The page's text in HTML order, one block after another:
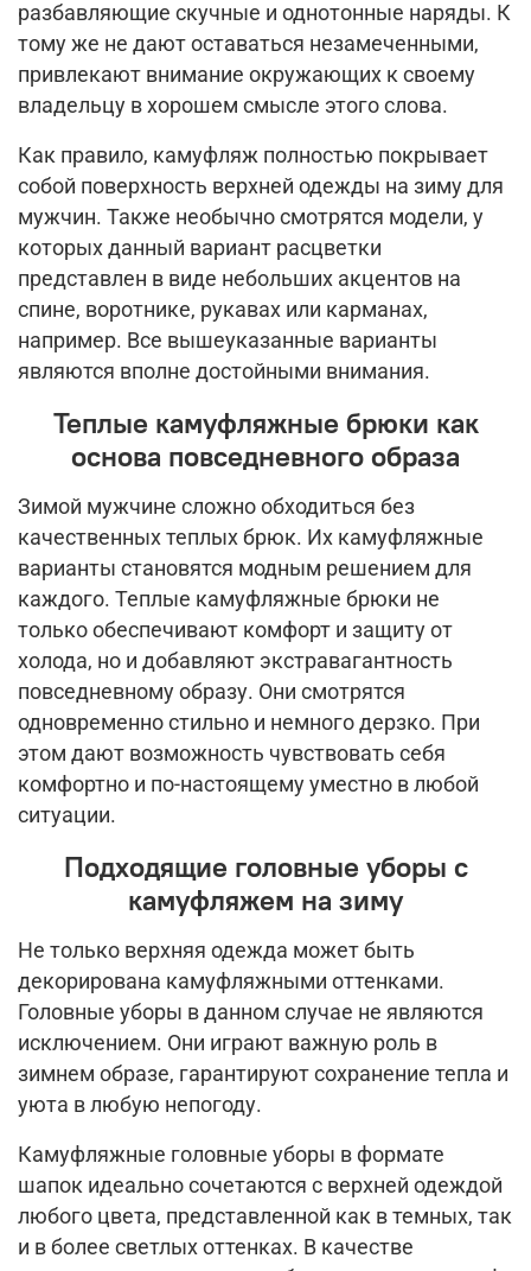
разбавляющие скучные и однотонные наряды. К
тому же не дают оставаться незамеченными,
привлекают внимание окружающих к своему
владельцу в хорошем смысле этого слова.
Как правило, камуфляж полностью покрывает
собой поверхность верхней одежды на зиму для
мужчин. Также необычно смотрятся модели, у
которых данный вариант расцветки
представлен в виде небольших акцентов на
спине, воротнике, рукавах или карманах,
например. Все вышеуказанные варианты
являются вполне достойными внимания.
Теплые камуфляжные брюки как
основа повседневного образа
Зимой мужчине сложно обходиться без
качественных теплых брюк. Их камуфляжные
варианты становятся модным решением для
каждого. Теплые камуфляжные брюки не
только обеспечивают комфорт и защиту от
холода, но и добавляют экстравагантность
повседневному образу. Они смотрятся
одновременно стильно и немного дерзко. При
этом дают возможность чувствовать себя
комфортно и по-настоящему уместно в любой
ситуации.
Подходящие головные уборы с
камуфляжем на зиму
Не только верхняя одежда может быть
декорирована камуфляжными оттенками.
Головные уборы в данном случае не являются
исключением. Они играют важную роль в
зимнем образе, гарантируют сохранение тепла и
уюта в любую непогоду.
Камуфляжные головные уборы в формате
шапок идеально сочетаются с верхней одеждой
любого цвета, представленной как в темных, так
и в более светлых оттенках. В качестве